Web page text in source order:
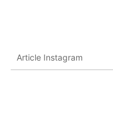
Article Instagram